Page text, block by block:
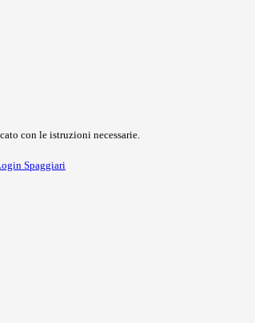
con le istruzioni necessarie.
Spaggiari